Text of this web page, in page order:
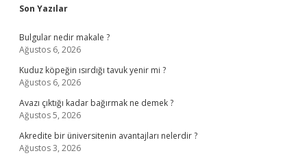
Sidebar
Son Yazılar
Bulgular nedir makale ?
Ağustos 6, 2026
Kuduz köpeğin ısırdığı tavuk yenir mi ?
Ağustos 6, 2026
Avazı çıktığı kadar bağırmak ne demek ?
Ağustos 5, 2026
Akredite bir üniversitenin avantajları nelerdir ?
Ağustos 3, 2026